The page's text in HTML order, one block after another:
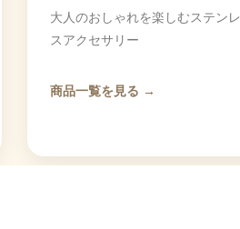
大人のおしゃれを楽しむステンレ
スアクセサリー
商品一覧を見る →